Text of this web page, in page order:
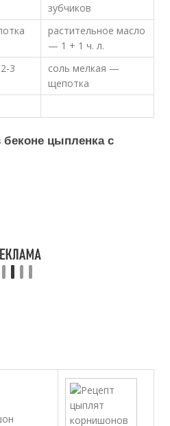
зубчиков
растительное масло
— 1 + 1 ч. л.
3
соль мелкая —
щепотка
беконе цыпленка с